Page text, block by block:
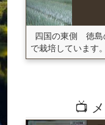
四国の東側 徳島
で栽培しています
📺